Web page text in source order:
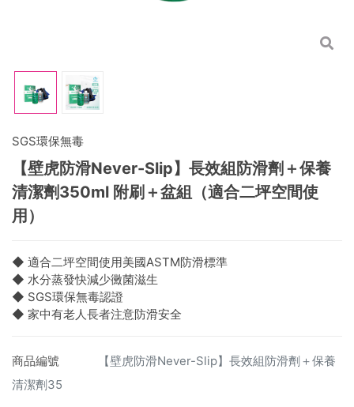
SGS環保無毒
【壁虎防滑Never-Slip】長效組防滑劑＋保養
清潔劑350ml 附刷＋盆組（適合二坪空間使
用）
◆ 適合二坪空間使用美國ASTM防滑標準
◆ 水分蒸發快減少黴菌滋生
◆ SGS環保無毒認證
◆ 家中有老人長者注意防滑安全
商品編號
【壁虎防滑Never-Slip】長效組防滑劑＋保養
清潔劑35